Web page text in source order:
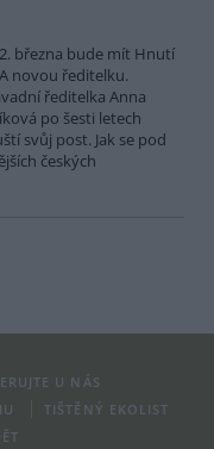
března bude mít Hnutí
novou ředitelku.
ředitelka Anna
po šesti letech
svůj post. Jak se pod
českých
U NÁS
TIŠTĚNÝ EKOLIST